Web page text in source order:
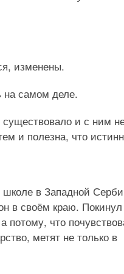
изменены.
на самом деле.
существовало и с ним
и полезна, что
в Западной
в своём краю. Покинул
потому, что
метят не только в